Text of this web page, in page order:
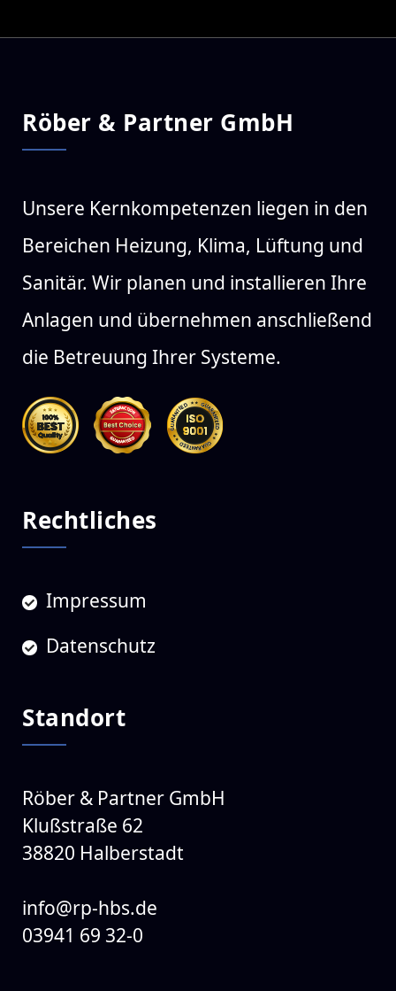
Röber & Partner GmbH
Unsere Kernkompetenzen liegen in den
Bereichen Heizung, Klima, Lüftung und
Sanitär. Wir planen und installieren Ihre
Anlagen und übernehmen anschließend
die Betreuung Ihrer Systeme.
Rechtliches
Impressum
Datenschutz
Standort
Röber & Partner GmbH
Klußstraße 62
38820 Halberstadt
info@rp-hbs.de
03941 69 32-0